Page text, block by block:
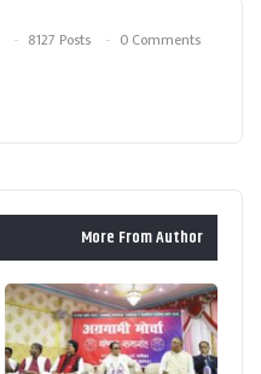
8127 Posts 0 Comments
More From Author